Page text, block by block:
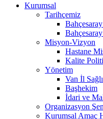
Kurumsal
Tarihçemiz
Misyon-Vizyon
Hastane
Kalite
Yönetim
Van İl
Başhekim
İdari ve
Organizasyon
Kurumsal Amaç